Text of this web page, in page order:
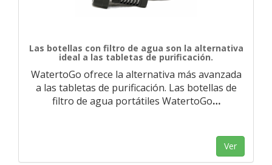
Las botellas con filtro de agua son la alternativa
ideal a las tabletas de purificación.
WatertoGo ofrece la alternativa más avanzada
a las tabletas de purificación. Las botellas de
filtro de agua portátiles WatertoGo…
Ver